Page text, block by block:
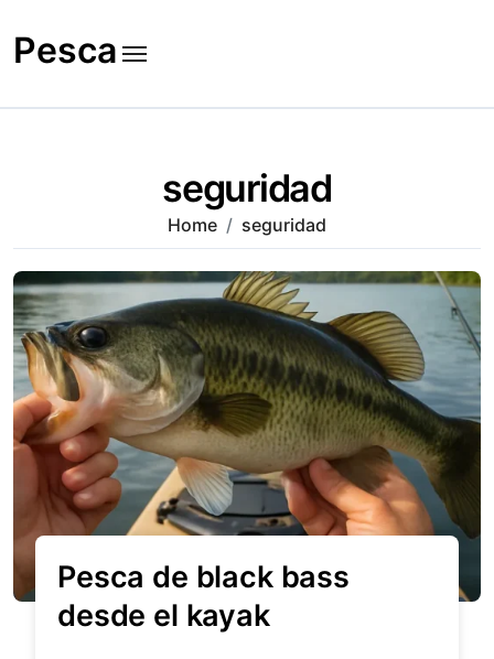
to
content
Pesca
seguridad
Home seguridad
Pesca de black bass
desde el kayak